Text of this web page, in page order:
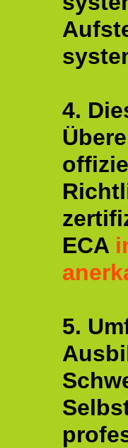
4.
ECA
5.